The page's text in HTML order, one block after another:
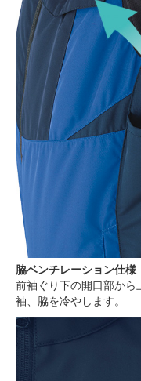
脇ベンチレーション仕様
前袖ぐり下の開口部から
袖、脇を冷やします。